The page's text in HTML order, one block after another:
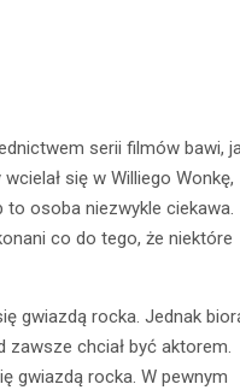
serii filmów bawi,
się w Williego Wonkę,
to osoba niezwykle ciekawa.
co do tego, że niektóre
gwiazdą rocka. Jednak
zawsze chciał być aktorem.
gwiazdą rocka. W pewnym